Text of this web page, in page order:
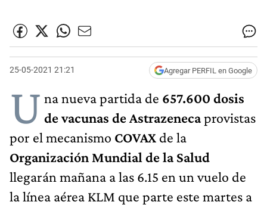
25-05-2021 21:21 Agregar PERFIL en Google
U na nueva partida de 657.600 dosis
de vacunas deAstrazenecaprovistas
por el mecanismo COVAX de la
Organización Mundial de la Salud
llegarán mañana a las 6.15 en un vuelo de
la línea aérea KLM que parte este martes a